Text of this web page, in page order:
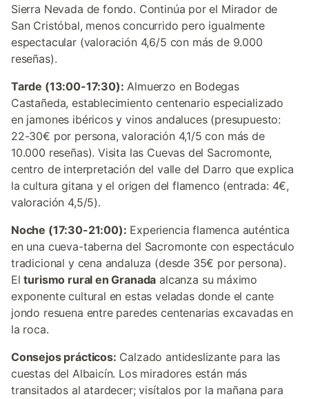
Sierra Nevada de fondo. Continúa por el Mirador de
San Cristóbal, menos concurrido pero igualmente
espectacular (valoración 4,6/5 con más de 9.000
reseñas).
Tarde (13:00-17:30): Almuerzo en Bodegas
Castañeda, establecimiento centenario especializado
en jamones ibéricos y vinos andaluces (presupuesto:
22-30€ por persona, valoración 4,1/5 con más de
10.000 reseñas). Visita las Cuevas del Sacromonte,
centro de interpretación del valle del Darro que explica
la cultura gitana y el origen del flamenco (entrada: 4€,
valoración 4,5/5).
Noche (17:30-21:00): Experiencia flamenca auténtica
en una cueva-taberna del Sacromonte con espectáculo
tradicional y cena andaluza (desde 35€ por persona).
Elturismo rural en Granada alcanza su máximo
exponente cultural en estas veladas donde el cante
jondo resuena entre paredes centenarias excavadas en
la roca.
Consejos prácticos: Calzado antideslizante para las
cuestas del Albaicín. Los miradores están más
transitados al atardecer; visítalos por la mañana para